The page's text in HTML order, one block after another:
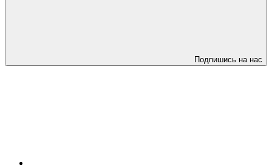
Подпишись на нас